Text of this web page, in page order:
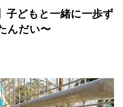
子どもと一緒に一歩ず
んだい〜